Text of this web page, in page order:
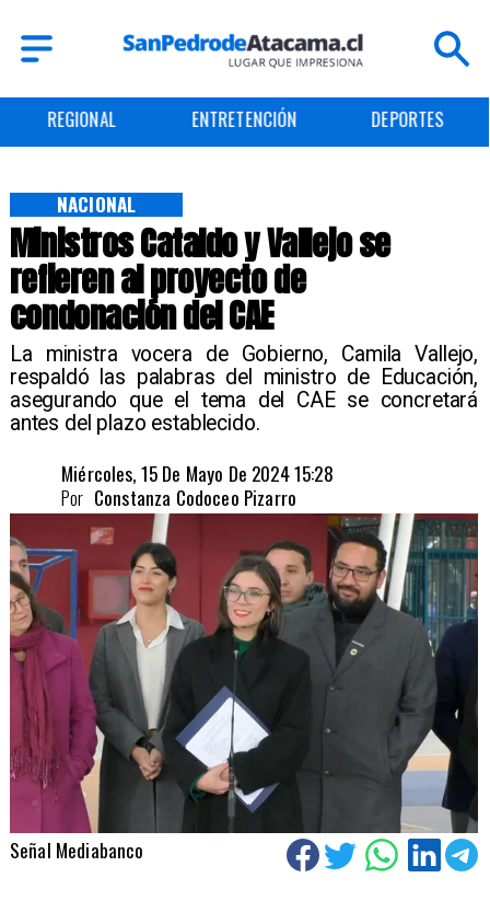
ENTRETENCIÓN DEPORTES CULTURA
Ministros Cataldo y Vallejo se
refieren al proyecto de
condonación del CAE
​La ministra vocera de Gobierno, Camila Vallejo,
respaldó las palabras del ministro de Educación,
asegurando que el tema del CAE se concretará
antes del plazo establecido.
NACIONAL
Miércoles, 15 De Mayo De 2024 15:28
Constanza Codoceo Pizarro
Por
Señal Mediabanco